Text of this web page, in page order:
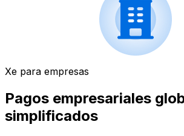
Xe para empresas
Pagos empresariales
simplificados